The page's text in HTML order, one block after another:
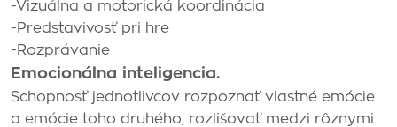
-Vizuálna a motorická koordinácia
-Predstavivosť pri hre
-Rozprávanie
Emocionálna inteligencia.
Schopnosť jednotlivcov rozpoznať vlastné emócie
a emócie toho druhého, rozlišovať medzi rôznymi